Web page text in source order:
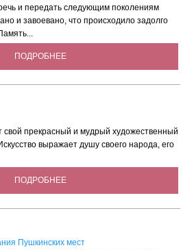
и передать следующим поколениям
и завоевано, что происходило задолго
ПОДРОБНЕЕ
свой прекрасный и мудрый художественный
выражает душу своего народа, его
ПОДРОБНЕЕ
Пушкинских мест